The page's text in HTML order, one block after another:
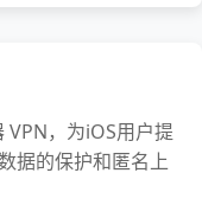
，为iOS用户提
据的保护和匿名上